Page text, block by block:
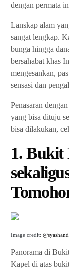
dengan permata
Lanskap alam
sangat lengkap.
bunga hingga
bersahabat khas
mengesankan,
sensasi dan
Penasaran
yang bisa dituju
bisa dilakukan,
1. Bukit
Image credit:
Panorama di
Kapel di atas